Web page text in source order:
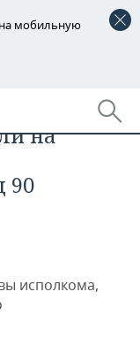
мобильную
на
90
исполкома,